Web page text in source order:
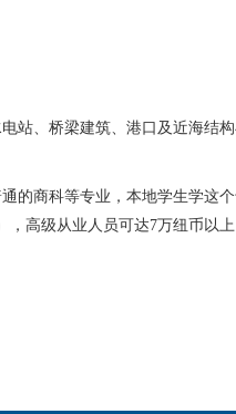
、桥梁建筑、港口及近海结
商科等专业，本地学生学这
高级从业人员可达7万纽币以上